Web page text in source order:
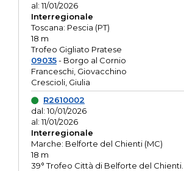
al: 11/01/2026
Interregionale
Toscana: Pescia (PT)
18 m
Trofeo Gigliato Pratese
09035- Borgo al Cornio
Franceschi, Giovacchino
Crescioli, Giulia
R2610002
dal: 10/01/2026
al: 11/01/2026
Interregionale
Marche: Belforte del Chienti (MC)
18 m
39° Trofeo Città di Belforte del Chienti.